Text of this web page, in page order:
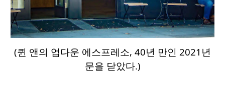
(퀸 앤의 업다운 에스프레소, 40년 만인 2021년
문을 닫았다.)